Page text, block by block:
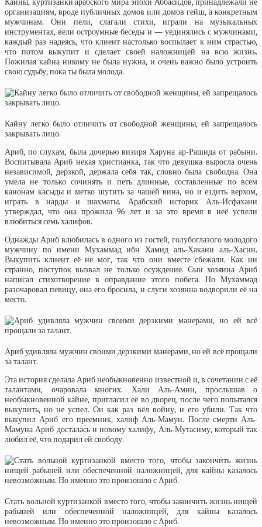
организациям, вроде публичных домов или домов гейш, а конкретным
мужчинам. Они пели, слагали стихи, играли на музыкальных
инструментах, вели остроумные беседы и — уединялись с мужчинами,
каждый раз надеясь, что клиент настолько воспылает к ним страстью,
что потом выкупит и сделает своей наложницей на всю жизнь.
Пожилая кайна никому не была нужна, и очень важно было устроить
свою судьбу, пока ты была молода.
Кайну легко было отличить от свободной женщины, ей запрещалось
закрывать лицо.
Ариб, по слухам, была дочерью визиря Харуна ар-Рашида от рабыни.
Воспитывала Ариб некая христианка, так что девушка выросла очень
независимой, дерзкой, держала себя так, словно была свободна. Она
умела не только сочинять и петь длинные, составленные по всем
канонам касыды и метко шутить за чашей вина, но и ездить верхом,
играть в нарды и шахматы. Арабский историк Аль-Исфахани
утверждал, что она прожила 96 лет и за это время в неё успели
влюбиться семь халифов.
Однажды Ариб влюбилась в одного из гостей, голубоглазого молодого
мужчину по имени Мухаммад ибн Хамид аль-Хакани аль-Хасин.
Выкупить клиент её не мог, так что они вместе сбежали. Как ни
странно, поступок вызвал не только осуждение. Сын хозяина Ариб
написал стихотворение в оправдание этого побега. Но Мухаммад
разочаровал певицу, она его бросила, и слуги хозяина водворили её на
место.
Ариб удивляла мужчин своими дерзкими манерами, но ей всё прощали
за талант.
Эта история сделала Ариб необыкновенно известной и, в сочетании с её
талантами, очаровала многих. Хали Аль-Амин, прослышав о
необыкновенной кайне, пригласил её во дворец, после чего попытался
выкупить, но не успел. Он как раз вёл войну, и его убили. Так что
выкупил Ариб его преемник, халиф Аль-Мамун. После смерти Аль-
Мамуна Ариб досталась и новому халифу, Аль-Мутасиму, который так
любил её, что подарил ей свободу.
Стать вольной куртизанкой вместо того, чтобы закончить жизнь нищей
рабыней или обеспеченной наложницей, для кайны казалось
невозможным. Но именно это произошло с Ариб.